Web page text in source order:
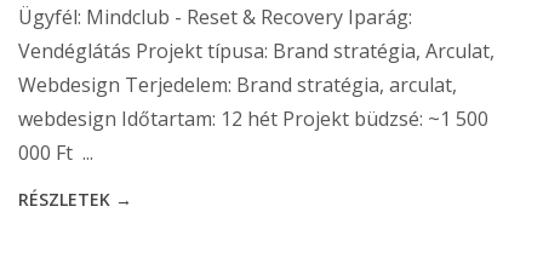
Ügyfél: Mindclub - Reset & Recovery Iparág:
Vendéglátás Projekt típusa: Brand stratégia, Arculat,
Webdesign Terjedelem: Brand stratégia, arculat,
webdesign Időtartam: 12 hét Projekt büdzsé: ~1 500
000 Ft ...
RÉSZLETEK →